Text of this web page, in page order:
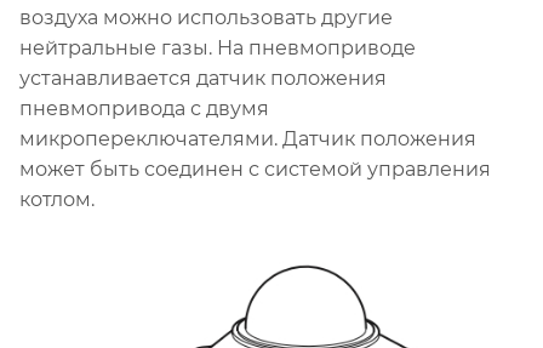
воздуха можно использовать другие
нейтральные газы. На пневмоприводе
устанавливается датчик положения
пневмопривода с двумя
микропереключателями. Датчик положения
может быть соединен с системой управления
котлом.